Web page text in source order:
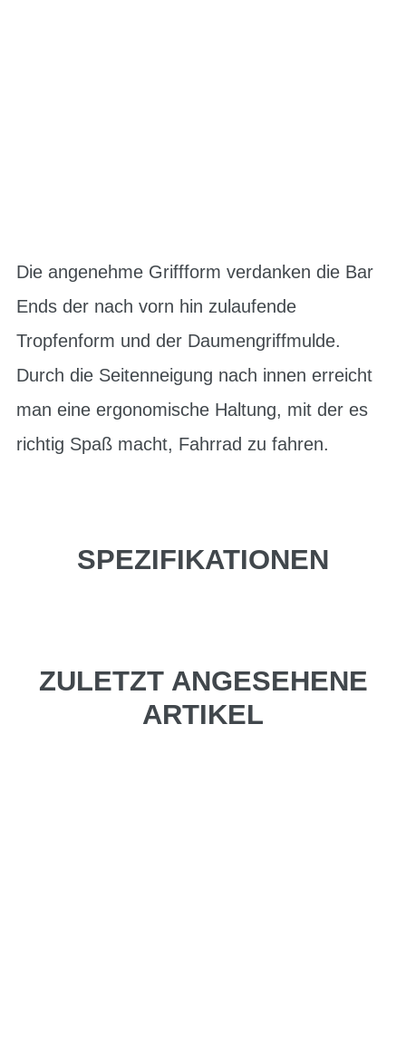
Die angenehme Griffform verdanken die Bar
Ends der nach vorn hin zulaufende
Tropfenform und der Daumengriffmulde.
Durch die Seitenneigung nach innen erreicht
man eine ergonomische Haltung, mit der es
richtig Spaß macht, Fahrrad zu fahren.
SPEZIFIKATIONEN
ZULETZT ANGESEHENE
ARTIKEL